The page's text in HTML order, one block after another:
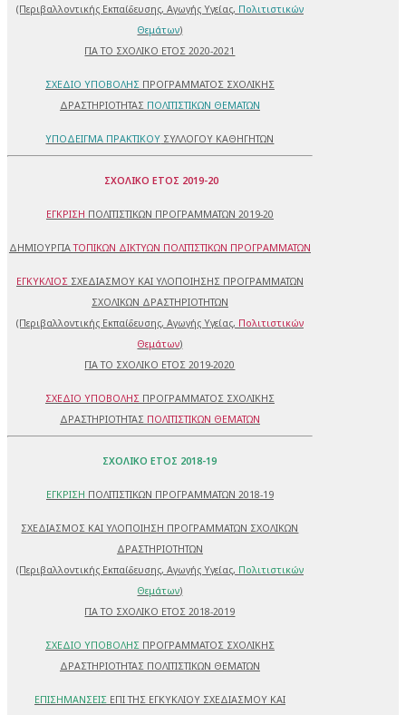
(Περιβαλλοντικής Εκπαίδευσης, Αγωγής Υγείας, Πολιτιστικών
Θεμάτων)
ΓΙΑ ΤΟ ΣΧΟΛΙΚΟ ΕΤΟΣ 2020-2021
ΣΧΕΔΙΟ ΥΠΟΒΟΛΗΣΠΡΟΓΡΑΜΜΑΤΟΣ ΣΧΟΛΙΚΗΣ
ΔΡΑΣΤΗΡΙΟΤΗΤΑΣ ΠΟΛΙΤΙΣΤΙΚΩΝ ΘΕΜΑΤΩΝ
ΥΠΟΔΕΙΓΜΑ ΠΡΑΚΤΙΚΟΥ ΣΥΛΛΟΓΟΥ ΚΑΘΗΓΗΤΩΝ
ΣΧΟΛΙΚΟ ΕΤΟΣ 2019-20
ΕΓΚΡΙΣΗ ΠΟΛΙΤΙΣΤΙΚΩΝ ΠΡΟΓΡΑΜΜΑΤΩΝ 2019-20
ΔΗΜΙΟΥΡΓΙΑΤΟΠΙΚΩΝ ΔΙΚΤΥΩΝ ΠΟΛΙΤΙΣΤΙΚΩΝ ΠΡΟΓΡΑΜΜΑΤΩΝ
ΕΓΚΥΚΛΙΟΣΣΧΕΔΙΑΣΜΟΥ ΚΑΙ ΥΛΟΠΟΙΗΣΗΣ ΠΡΟΓΡΑΜΜΑΤΩΝ
ΣΧΟΛΙΚΩΝ ΔΡΑΣΤΗΡΙΟΤΗΤΩΝ
(Περιβαλλοντικής Εκπαίδευσης, Αγωγής Υγείας, Πολιτιστικών
Θεμάτων)
ΓΙΑ ΤΟ ΣΧΟΛΙΚΟ ΕΤΟΣ 2019-2020
ΣΧΕΔΙΟ ΥΠΟΒΟΛΗΣΠΡΟΓΡΑΜΜΑΤΟΣ ΣΧΟΛΙΚΗΣ
ΔΡΑΣΤΗΡΙΟΤΗΤΑΣ ΠΟΛΙΤΙΣΤΙΚΩΝ ΘΕΜΑΤΩΝ
ΣΧΟΛΙΚΟ ΕΤΟΣ 2018-19
ΕΓΚΡΙΣΗ ΠΟΛΙΤΙΣΤΙΚΩΝ ΠΡΟΓΡΑΜΜΑΤΩΝ 2018-19
ΣΧΕΔΙΑΣΜΟΣ ΚΑΙ ΥΛΟΠΟΙΗΣΗ ΠΡΟΓΡΑΜΜΑΤΩΝ ΣΧΟΛΙΚΩΝ
ΔΡΑΣΤΗΡΙΟΤΗΤΩΝ
(Περιβαλλοντικής Εκπαίδευσης, Αγωγής Υγείας, Πολιτιστικών
Θεμάτων)
ΓΙΑ ΤΟ ΣΧΟΛΙΚΟ ΕΤΟΣ 2018-2019
ΣΧΕΔΙΟ ΥΠΟΒΟΛΗΣΠΡΟΓΡΑΜΜΑΤΟΣ ΣΧΟΛΙΚΗΣ
ΔΡΑΣΤΗΡΙΟΤΗΤΑΣ ΠΟΛΙΤΙΣΤΙΚΩΝ ΘΕΜΑΤΩΝ
ΕΠΙΣΗΜΑΝΣΕΙΣΕΠΙ ΤΗΣ ΕΓΚΥΚΛΙΟΥ ΣΧΕΔΙΑΣΜΟΥ ΚΑΙ